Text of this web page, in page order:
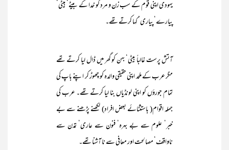
یہودی اپنی قوم کے سب زن و مرد کو خدا کے بیٹے‘ بیٹی‘
پیارے‘ پیاری‘ کہا کرتے تھے۔
آتش پرست غالباً بیٹی‘ بہن کو گھر میں ڈال لیا کرتے تھے
مگر عرب کے ملحد اپنی حقیقی والدہ کو چھوڑ کر اپنے باپ کی
تمام جورؤں کو اپنی لونڈیاں بنا لیا کرتے تھے۔ عرب کی
جملہ اقوام( باستثنائے بعض افراد) لکھنے پڑھنے سے بے
خبر‘ علوم سے بے بہرہ‘ فنون سے عاری‘ تمدن سے
ناواقف‘ مصالحت اور معافی سے نا آشنا تھے۔